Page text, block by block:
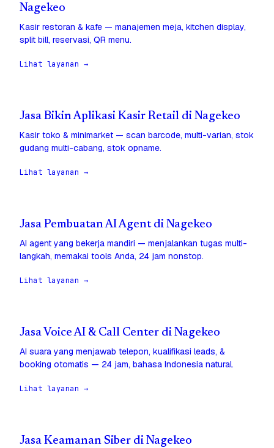
Nagekeo
Kasir restoran & kafe — manajemen meja, kitchen display,
split bill, reservasi, QR menu.
Lihat layanan →
Jasa Bikin Aplikasi Kasir Retail di Nagekeo
Kasir toko & minimarket — scan barcode, multi-varian, stok
gudang multi-cabang, stok opname.
Lihat layanan →
Jasa Pembuatan AI Agent di Nagekeo
AI agent yang bekerja mandiri — menjalankan tugas multi-
langkah, memakai tools Anda, 24 jam nonstop.
Lihat layanan →
Jasa Voice AI & Call Center di Nagekeo
AI suara yang menjawab telepon, kualifikasi leads, &
booking otomatis — 24 jam, bahasa Indonesia natural.
Lihat layanan →
Jasa Keamanan Siber di Nagekeo